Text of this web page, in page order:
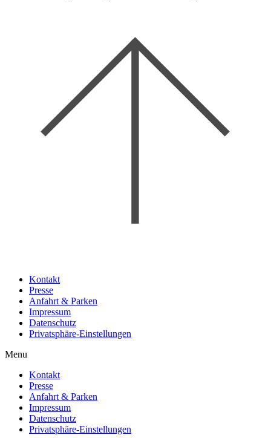
Kontakt
Presse
Anfahrt & Parken
Impressum
Datenschutz
Privatsphäre-Einstellungen
Menu
Kontakt
Presse
Anfahrt & Parken
Impressum
Datenschutz
Privatsphäre-Einstellungen